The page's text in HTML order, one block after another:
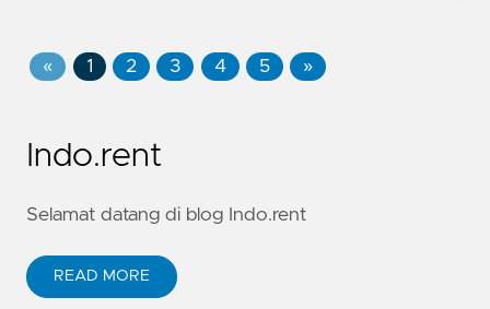
« 1 2 3 4 5 »
Indo.rent
Selamat datang di blog Indo.rent
READ MORE